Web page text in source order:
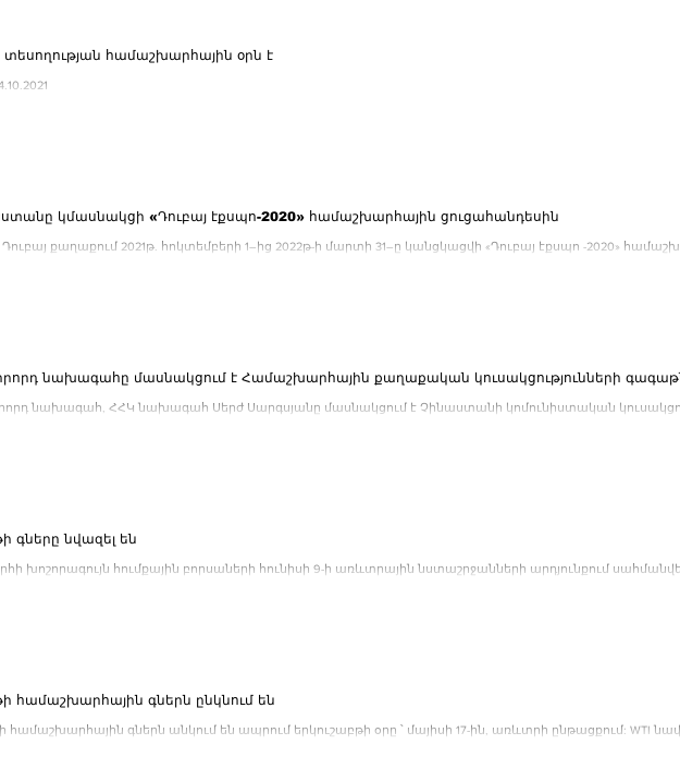
տեսողության համաշխարհային օրն է
14.10.2021
կմասնակցի «Դուբայ էքսպո-2020» համաշխարհային ցուցահանդեսին
Դուբայ քաղաքում 2021թ. հոկտեմբերի 1–ից 2022թ-ի մարտի 31–ը կանցկացվի «Դուբայ էքսպո -2020»
նախագահը մասնակցում է Համաշխարհային քաղաքական կուսակցությունների
նախագահ, ՀՀԿ նախագահ Սերժ Սարգսյանը մասնակցում է Չինաստանի կոմունիստական
գները նվազել են
խոշորագույն հումքային բորսաների հունիսի 9-ի առևտրային նստաշրջանների արդյունքում
համաշխարհային գներն ընկնում են
համաշխարհային գներն անկում են ապրում երկուշաբթի օրը ՝ մայիսի 17-ին, առևտրի ընթացքում: WTI